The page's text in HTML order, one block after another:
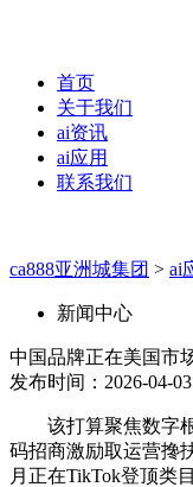
首页
关于我们
ai资讯
ai应用
联系我们
ca888亚洲城集团 > ai
新闻中心
中国品牌正在美国市
发布时间：2026-04-
该打算聚焦数字根
码招商激励取运营搀
月正在TikTok登顶类